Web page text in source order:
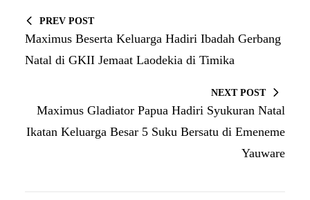
PREV POST
Maximus Beserta Keluarga Hadiri Ibadah Gerbang
Natal di GKII Jemaat Laodekia di Timika
NEXT POST
Maximus Gladiator Papua Hadiri Syukuran Natal
Ikatan Keluarga Besar 5 Suku Bersatu di Emeneme
Yauware